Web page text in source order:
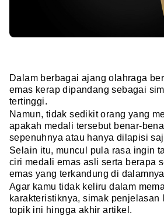
Dalam berbagai ajang olahraga
emas kerap dipandang sebagai
tertinggi.
Namun, tidak sedikit orang yang
apakah medali tersebut benar-
sepenuhnya atau hanya dilapisi
Selain itu, muncul pula rasa ingin
ciri medali emas asli serta berapa
emas yang terkandung di
Agar kamu tidak keliru dalam
karakteristiknya, simak penjelasan
topik ini hingga akhir artikel.